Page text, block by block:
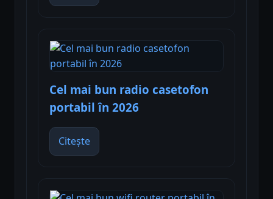
Cel mai bun radio casetofon
portabil în 2026
Citește